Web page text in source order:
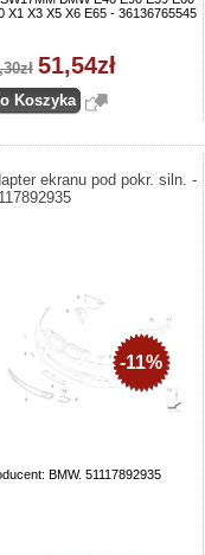
X1 X3 X5 X6 E65 - 36136765545
51,54zł
ekranu pod pokr. siln. -
BMW. 51117892935
-11%